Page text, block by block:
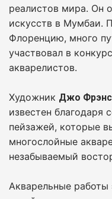
реалистов мира. Он
искусств в Мумбаи.
Флоренцию, много
участвовал в
акварелистов.
Художник Джо
известен благодаря
пейзажей, которые
многослойные
незабываемый
Акварельные работы